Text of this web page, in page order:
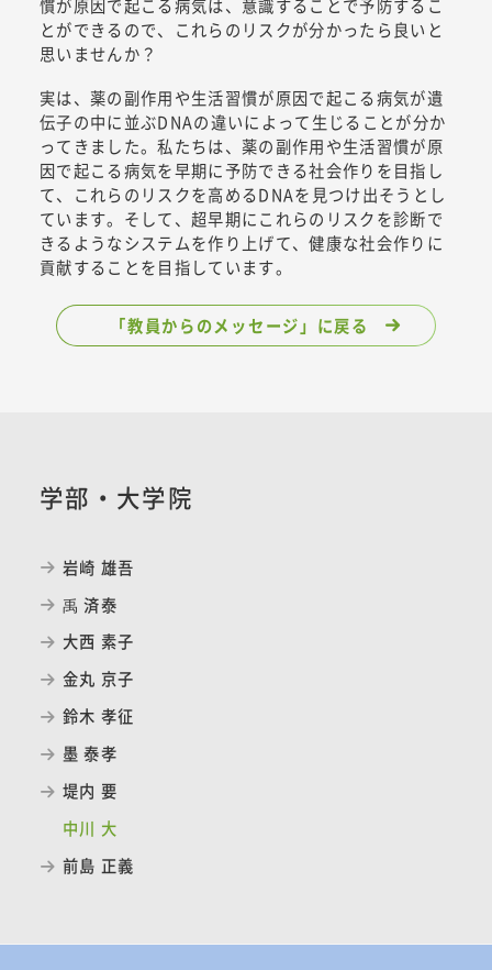
慣が原因で起こる病気は、意識することで予防するこ
とができるので、これらのリスクが分かったら良いと
思いませんか？
実は、薬の副作用や生活習慣が原因で起こる病気が遺
伝子の中に並ぶDNAの違いによって生じることが分か
ってきました。私たちは、薬の副作用や生活習慣が原
因で起こる病気を早期に予防できる社会作りを目指し
て、これらのリスクを高めるDNAを見つけ出そうとし
ています。そして、超早期にこれらのリスクを診断で
きるようなシステムを作り上げて、健康な社会作りに
貢献することを目指しています。
「教員からのメッセージ」に戻る
学部・大学院
岩崎 雄吾
禹 済泰
大西 素子
金丸 京子
鈴木 孝征
墨 泰孝
堤内 要
中川 大
前島 正義